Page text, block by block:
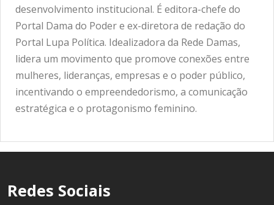
desenvolvimento institucional. É editora-chefe do
Portal Dama do Poder e ex-diretora de redação do
Portal Lupa Política. Idealizadora da Rede Damas,
lidera um movimento que promove conexões entre
mulheres, lideranças, empresas e o poder público,
incentivando o empreendedorismo, a comunicação
estratégica e o protagonismo feminino.
Redes Sociais